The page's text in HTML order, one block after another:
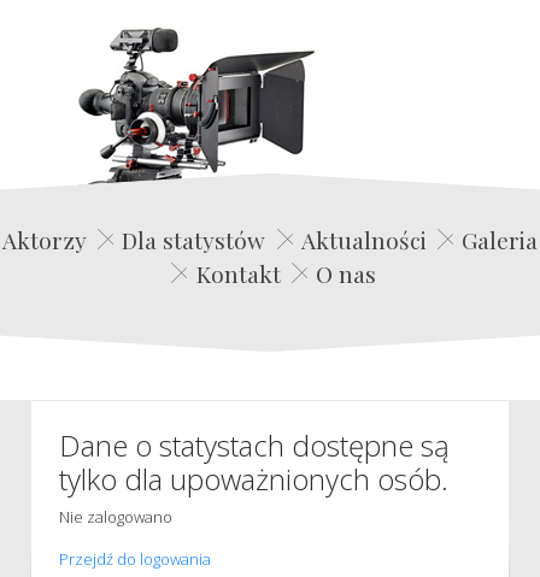
Edwin Film Agencja Aktorska
Aktorzy Dla statystów Aktualności
Galeria
Kontakt
O nas
Dane o statystach dostępne są
tylko dla upoważnionych osób.
Nie zalogowano
Przejdź do logowania